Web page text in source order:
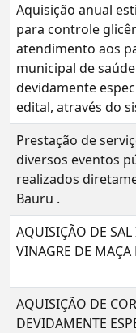
Aquisição anual
para controle
atendimento aos
municipal de
devidamente
edital, através do
Prestação de
diversos eventos
realizados
Bauru .
AQUISIÇÃO DE
VINAGRE DE MAÇA
AQUISIÇÃO DE
DEVIDAMENTE